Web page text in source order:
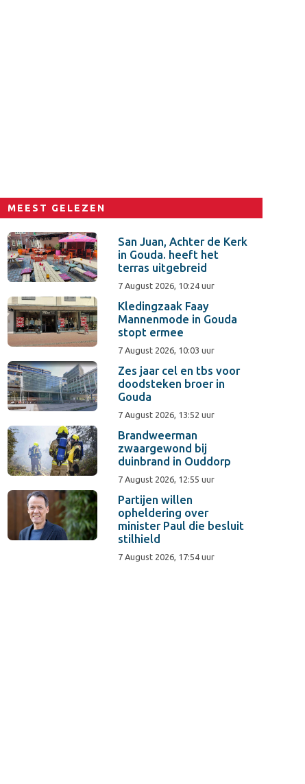
MEEST GELEZEN
San Juan, Achter de Kerk
in Gouda. heeft het
terras uitgebreid
7 August 2026, 10:24 uur
Kledingzaak Faay
Mannenmode in Gouda
stopt ermee
7 August 2026, 10:03 uur
Zes jaar cel en tbs voor
doodsteken broer in
Gouda
7 August 2026, 13:52 uur
Brandweerman
zwaargewond bij
duinbrand in Ouddorp
7 August 2026, 12:55 uur
Partijen willen
opheldering over
minister Paul die besluit
stilhield
7 August 2026, 17:54 uur